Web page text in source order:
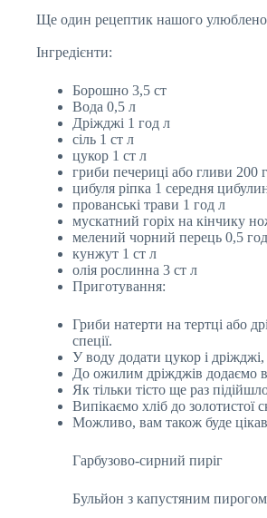
Ще один рецептик нашого
Інгредієнти:
Борошно 3,5 ст
Вода 0,5 л
Дріжджі 1 год л
сіль 1 ст л
цукор 1 ст л
гриби печериці або гливи 200
цибуля ріпка 1 середня
прованські трави 1 год л
мускатний горіх на кінчику
мелений чорний перець 0,5
кунжут 1 ст л
олія рослинна 3 ст л
Приготування:
Гриби натерти на тертці або
спеції.
У воду додати цукор і дріжджі,
До ожилим дріжджів додаємо
Як тільки тісто ще раз
Випікаємо хліб до
Можливо, вам також буде
Гарбузово-сирний пиріг
Бульйон з капустяним